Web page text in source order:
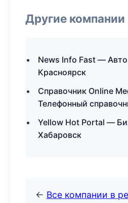
Другие компании
News Info Fast —
Красноярск
Справочник Online
Телефонный
Yellow Hot Portal —
Хабаровск
← Все компании в